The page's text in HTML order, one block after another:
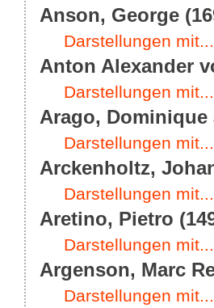
Anson, George
Darstellungen mit...
Anton Alexander
Darstellungen mit...
Arago, Dominique
Darstellungen mit...
Arckenholtz,
Darstellungen mit...
Aretino, Pietro
Darstellungen mit...
Argenson, Marc
Darstellungen mit...